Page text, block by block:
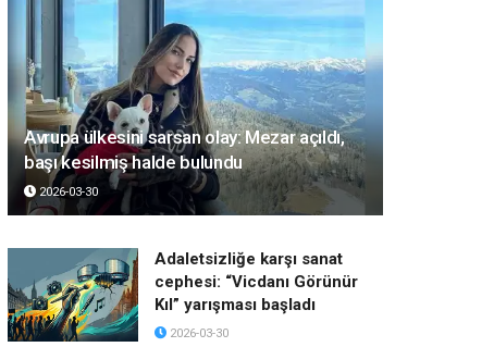
Avrupa ülkesini sarsan olay: Mezar açıldı,
başı kesilmiş halde bulundu
2026-03-30
Adaletsizliğe karşı sanat
cephesi: “Vicdanı Görünür
Kıl” yarışması başladı
2026-03-30